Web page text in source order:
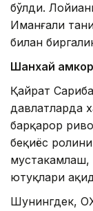
бўлди.
Иманғали
билан
Шанхай
Қайрат
давлатларда
барқарор
беқиёс
мустаҳкамлаш,
ютуқлари
Шунингдек,